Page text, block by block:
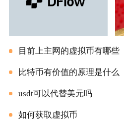
目前上主网的虚拟币有哪些
比特币有价值的原理是什么
usdt可以代替美元吗
如何获取虚拟币